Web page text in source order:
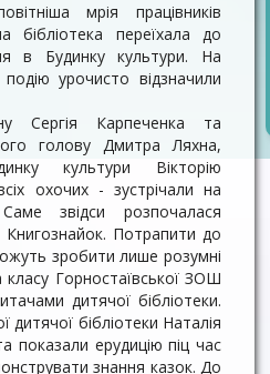
мрія працівників
бібліотека переїхала до
в Будинку культури. На
урочисто відзначили
Сергія Карпеченка та
голову Дмитра Ляхна,
культури Вікторію
охочих - зустрічали на
звідси розпочалася
Книгознайок. Потрапити до
зробити лише розумні
класу Горностаївської ЗОШ
ди­тячої бібліотеки.
бібліотеки Наталія
показали ерудицію піц час
знання казок. До